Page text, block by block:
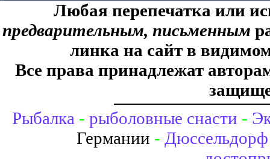
Любая перепечатка или
предварительным, письменным
линка на сайт в
Все права принадлежат
Рыбалка - рыболовные снасти -
Германии - Дюссельдорф